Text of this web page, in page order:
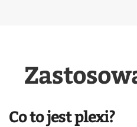
Co to jest plexi?